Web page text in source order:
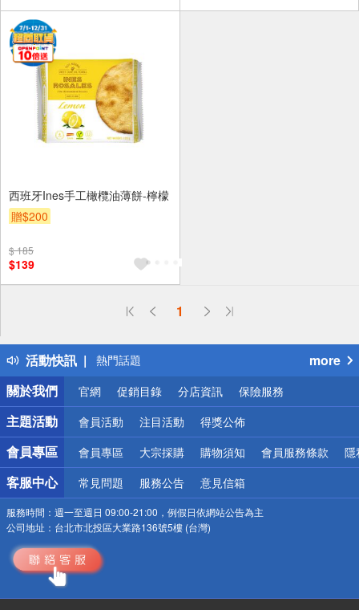
西班牙Ines手工橄欖油薄餅-檸檬
贈$200
$ 185
$139
1
活動快訊
偏遠地區配送
得獎公告
熱門話題
銀行優惠
偏遠地區配送
詐騙網頁！請小心！
more
關於我們
官網 促銷目錄 分店資訊 保險服務
主題活動 會員活動 注目活動 得獎公佈
會員專區 會員專區 大宗採購 購物須知 會員服務條款 隱
客服中心 常見問題 服務公告 意見信箱
服務時間： 週一至週日 09:00-21:00，例假日依網站公告為主
公司地址： 台北市北投區大業路136號5樓 (台灣)